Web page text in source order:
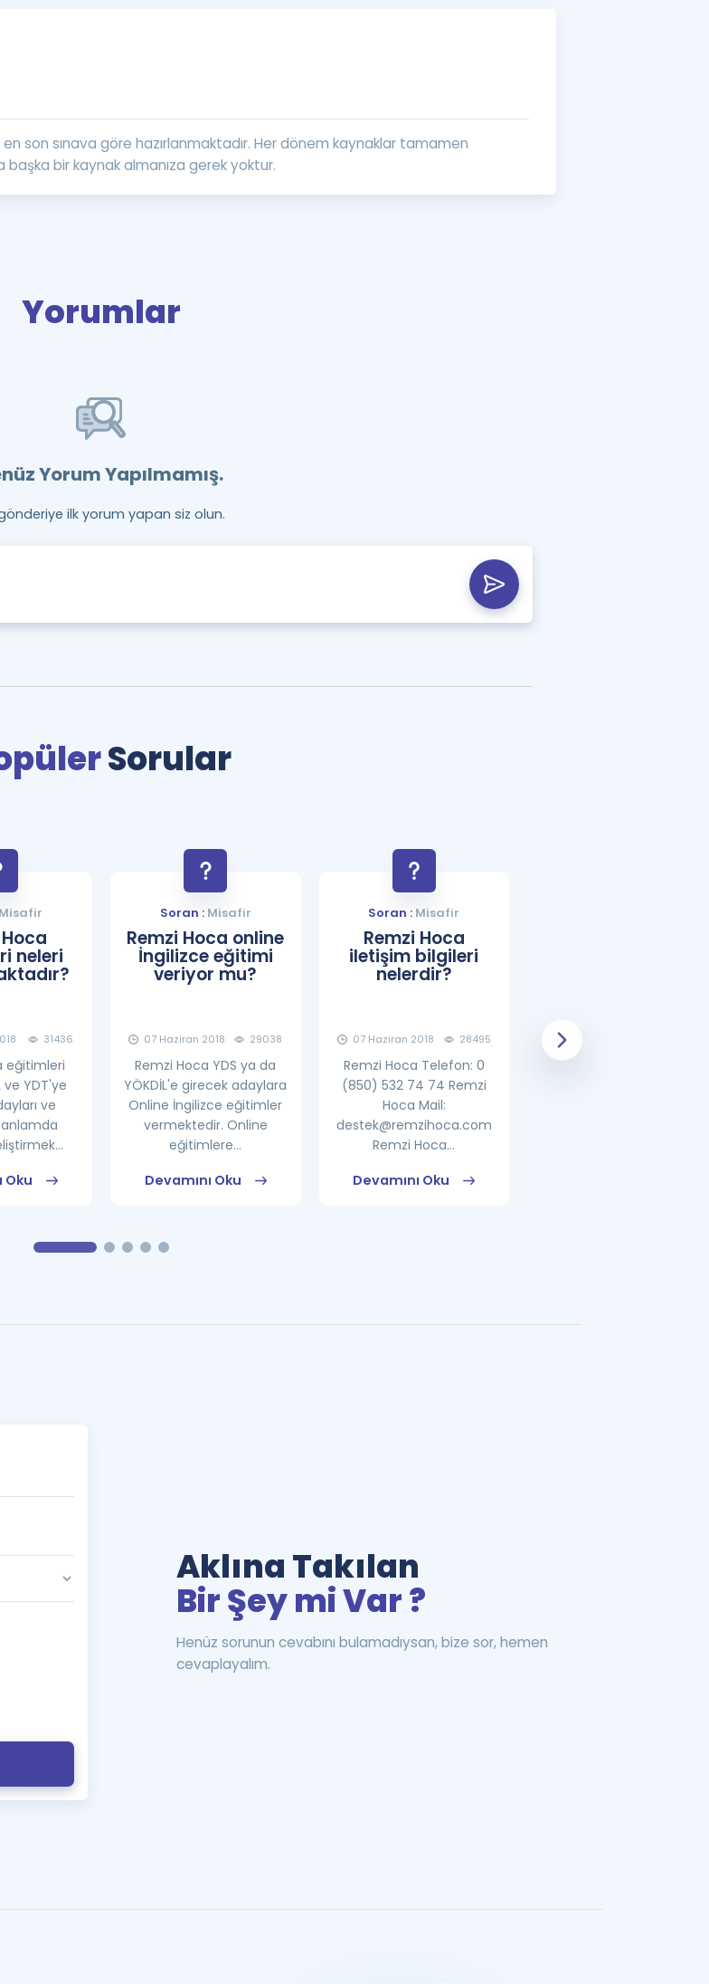
İngilizce Gramer
İngilizce Gramer ve Konu Anlatımı
en son sınava göre hazırlanmaktadır. Her dönem kaynaklar tamamen
başka bir kaynak almanıza gerek yoktur.
Yorumlar
Yorum Yapılmamış.
ilk yorum yapan siz olun.
Sorular
neleri
31436
eğitimleri
ve YDT'ye
ve
Oku
Soran :Misafir
Remzi Hoca online
İngilizce eğitimi
veriyor mu?
07 Haziran 2018 29038
Remzi Hoca YDS ya da
YÖKDİL'e girecek adaylara
Online İngilizce eğitimler
vermektedir. Online
eğitimlere...
Devamını Oku
Soran : Misafir
Remzi Hoca
iletişim bilgileri
nelerdir?
07 Haziran 2018 28495
Remzi Hoca Telefon: 0
(850) 532 74 74 Remzi
Hoca Mail:
destek@remzihoca.com
Remzi Hoca...
Devamını Oku
08 Haziran 2018
Aklına Takılan
Bir Şey mi Var ?
Henüz sorunun cevabını bulamadıysan, bize sor, hemen
cevaplayalım.